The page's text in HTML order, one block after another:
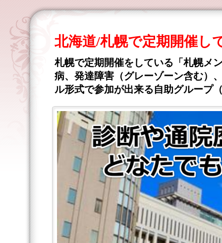
北海道/札幌で定期開催し
札幌で定期開催をしている「札幌メ
病、発達障害（グレーゾーン含む）
ル形式で参加が出来る自助グループ